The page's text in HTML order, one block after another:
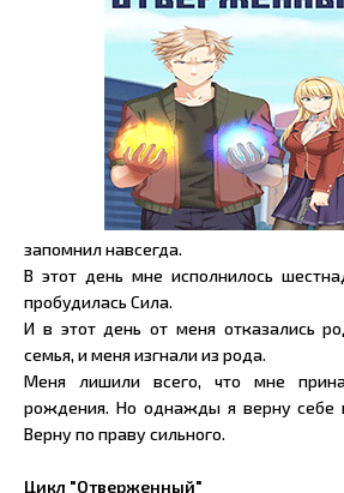
запомнил навсегда.
В этот день мне исполнилось
пробудилась Сила.
И в этот день от меня отказались
семья, и меня изгнали из рода.
Меня лишили всего, что мне
рождения. Но однажды я верну себе
Верну по праву сильного.
Цикл "Отверженный"